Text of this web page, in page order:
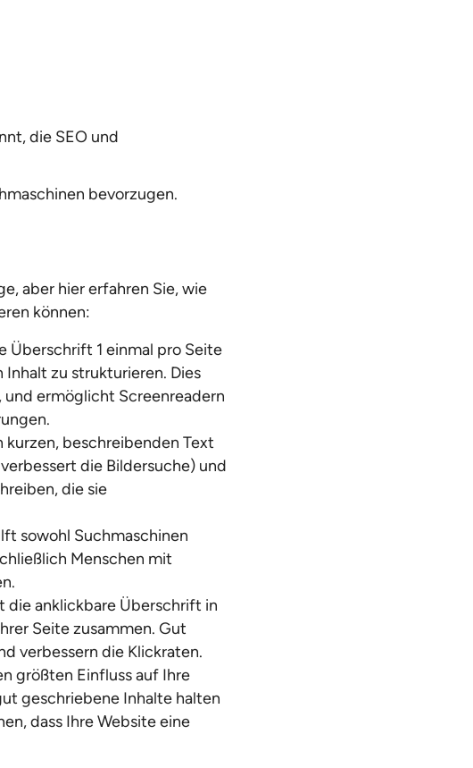
die SEO und
bevorzugen.
aber hier erfahren Sie, wie
können:
Überschrift 1 einmal pro Seite
zu strukturieren. Dies
und ermöglicht Screenreadern
kurzen, beschreibenden Text
die Bildersuche) und
die sie
sowohl Suchmaschinen
Menschen mit
die anklickbare Überschrift in
Seite zusammen. Gut
verbessern die Klickraten.
größten Einfluss auf Ihre
geschriebene Inhalte halten
dass Ihre Website eine